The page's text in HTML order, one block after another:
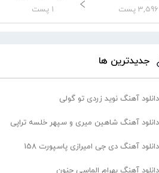
3,596 پست
1 پست
جدیدترین ها
دانلود آهنگ نوید زردی تو گولی
دانلود آهنگ شاهین میری و سپهر خلسه تراپی
دانلود آهنگ دی جی امیرازی پاسپورت 158
دانلود آهنگ بهرام الماسی جنون